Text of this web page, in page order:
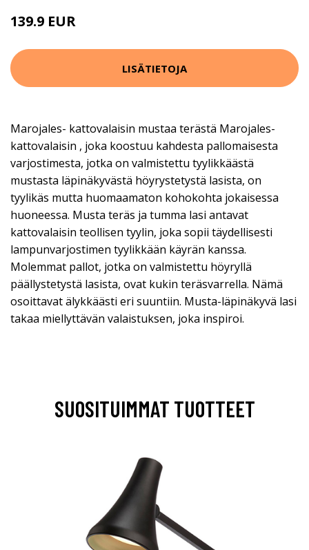
139.9 EUR
LISÄTIETOJA
Marojales- kattovalaisin mustaa terästä Marojales-
kattovalaisin , joka koostuu kahdesta pallomaisesta
varjostimesta, jotka on valmistettu tyylikkäästä
mustasta läpinäkyvästä höyrystetystä lasista, on
tyylikäs mutta huomaamaton kohokohta jokaisessa
huoneessa. Musta teräs ja tumma lasi antavat
kattovalaisin teollisen tyylin, joka sopii täydellisesti
lampunvarjostimen tyylikkään käyrän kanssa.
Molemmat pallot, jotka on valmistettu höyryllä
päällystetystä lasista, ovat kukin teräsvarrella. Nämä
osoittavat älykkäästi eri suuntiin. Musta-läpinäkyvä lasi
takaa miellyttävän valaistuksen, joka inspiroi.
SUOSITUIMMAT TUOTTEET